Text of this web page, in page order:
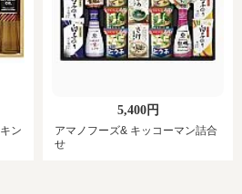
ン
5,400円
アマノフーズ& キッコーマン詰合
せ